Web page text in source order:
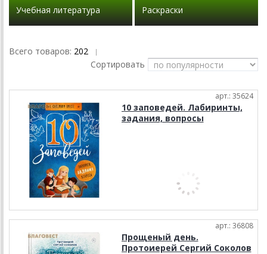
Учебная литература Раскраски
Всего товаров: 202 |
Сортировать
арт.: 35624
10 заповедей. Лабиринты,
задания, вопросы
арт.: 36808
Прощеный день.
Протоиерей Сергий Соколов